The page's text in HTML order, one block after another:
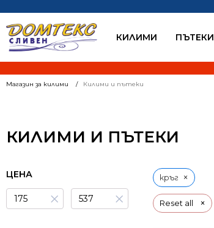
КИЛИМИ ПЪТЕКИ
Магазин за килими Килими и пътеки
КИЛИМИ И ПЪТЕКИ
ЦЕНА
× × Reset all ×
кръг ×